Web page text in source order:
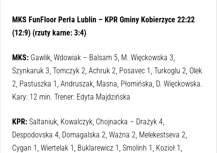
MKS FunFloor Perła Lublin – KPR Gminy Kobierzyce 22:22
(12:9) (rzuty karne: 3:4)
MKS: Gawlik, Wdowiak – Balsam 5, M. Więckowska 3,
Szynkaruk 3, Tomczyk 2, Achruk 2, Posavec 1, Turkoglu 2, Olek
2, Pastuszka 1, Andruszak, Masna, Płomińska, D. Więckowska.
Kary: 12 min. Trener: Edyta Majdzińska
KPR: Saltaniuk, Kowalczyk, Chojnacka – Drażyk 4,
Despodovska 4, Domagalska 2, Ważna 2, Melekestseva 2,
Cygan 1, Wiertelak 1, Buklarewicz 1, Smolinh 1, Kozioł 1,